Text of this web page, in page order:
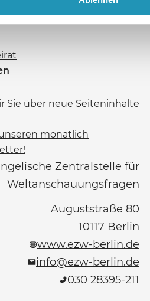
Sie über neue Seiteninhalte
monatlich
Zentralstelle für
Weltanschauungsfragen
Auguststraße 80
10117 Berlin
www.ezw-berlin.de
info@ezw-berlin.de
030 28395-211